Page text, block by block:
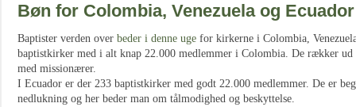
Bøn for Colombia, Venezuela og Ecuador
Baptister verden over beder i denne uge for kirkerne i Colombia,
baptistkirker med i alt knap 22.000 medlemmer i Colombia. De rækker
med missionærer.
I Ecuador er der 233 baptistkirker med godt 22.000 medlemmer. De er
nedlukning og her beder man om tålmodighed og beskyttelse.